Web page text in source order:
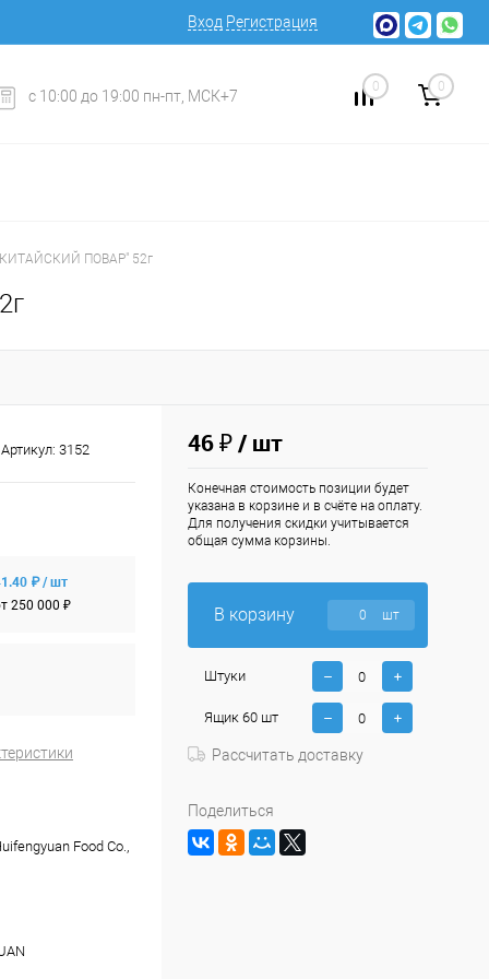
Вход Регистрация
с 10:00 до 19:00 пн-пт, МСК+7
0 0
ПОВАР" 52г
Артикул: 3152
₽ / шт
250 000 ₽
Food Co.,
46 ₽/ шт
Конечная стоимость позиции будет
указана в корзине и в счёте на оплату.
Для получения скидки учитывается
общая сумма корзины.
В корзину шт
Штуки
Ящик 60 шт
Рассчитать доставку
Поделиться